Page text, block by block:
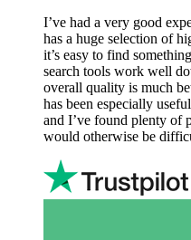
I’ve had a very good
has a huge selection of
it’s easy to find
search tools work well
overall quality is much
has been especially
and I’ve found plenty of
would otherwise be